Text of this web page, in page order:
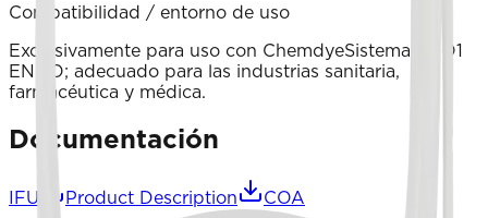
Compatibilidad / entorno de uso
Exclusivamente para uso con ChemdyeSistema PRO1
ENDO; adecuado para las industrias sanitaria,
farmacéutica y médica.
Documentación
IFU Product Description COA